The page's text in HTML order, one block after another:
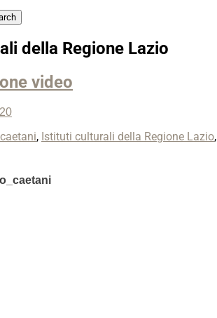
della Regione Lazio
video
, Istituti culturali della Regione Lazio,